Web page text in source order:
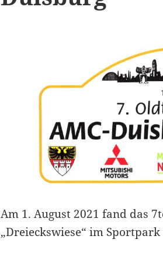
Am 1. August 2021 fand das
„Dreieckswiese“ im